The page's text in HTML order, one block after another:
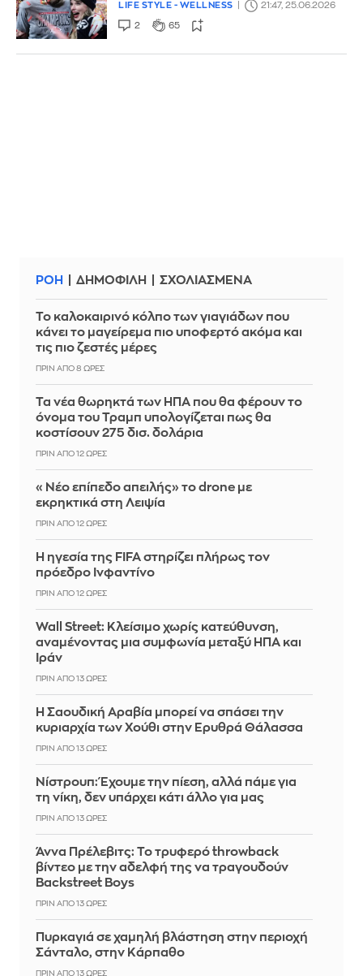
LIFE STYLE - WELLNESS 21:47, 25.06.2026
2 65
ΡΟΗ ΔΗΜΟΦΙΛΗ ΣΧΟΛΙΑΣΜΕΝΑ
Το καλοκαιρινό κόλπο των γιαγιάδων που
κάνει το μαγείρεμα πιο υποφερτό ακόμα και
τις πιο ζεστές μέρες
ΠΡΙΝ ΑΠΌ 8 ΏΡΕΣ
Τα νέα θωρηκτά των ΗΠΑ που θα φέρουν το
όνομα του Τραμπ υπολογίζεται πως θα
κοστίσουν 275 δισ. δολάρια
ΠΡΙΝ ΑΠΌ 12 ΏΡΕΣ
«Νέο επίπεδο απειλής» το drone με
εκρηκτικά στη Λειψία
ΠΡΙΝ ΑΠΌ 12 ΏΡΕΣ
Η ηγεσία της FIFA στηρίζει πλήρως τον
πρόεδρο Ινφαντίνο
ΠΡΙΝ ΑΠΌ 12 ΏΡΕΣ
Wall Street: Κλείσιμο χωρίς κατεύθυνση,
αναμένοντας μια συμφωνία μεταξύ ΗΠΑ και
Ιράν
ΠΡΙΝ ΑΠΌ 13 ΏΡΕΣ
Η Σαουδική Αραβία μπορεί να σπάσει την
κυριαρχία των Χούθι στην Ερυθρά Θάλασσα
ΠΡΙΝ ΑΠΌ 13 ΏΡΕΣ
Νίστρουπ: Έχουμε την πίεση, αλλά πάμε για
τη νίκη, δεν υπάρχει κάτι άλλο για μας
ΠΡΙΝ ΑΠΌ 13 ΏΡΕΣ
Άννα Πρέλεβιτς: Το τρυφερό throwback
βίντεο με την αδελφή της να τραγουδούν
Backstreet Boys
ΠΡΙΝ ΑΠΌ 13 ΏΡΕΣ
Πυρκαγιά σε χαμηλή βλάστηση στην περιοχή
Σάνταλο, στην Κάρπαθο
ΠΡΙΝ ΑΠΌ 13 ΏΡΕΣ